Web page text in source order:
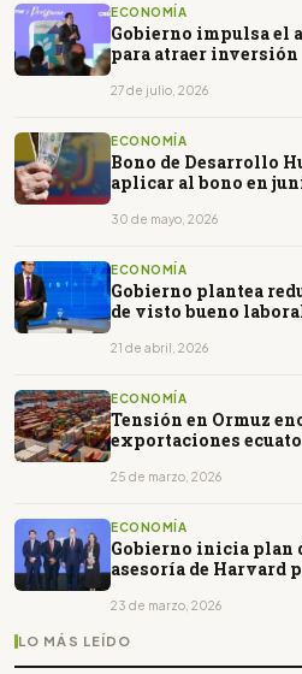
ECONOMÍA
Gobierno impulsa el
para atraer inversión
27 de julio, 2026
ECONOMÍA
Bono de Desarrollo
aplicar al bono en
30 de mayo, 2026
ECONOMÍA
Gobierno plantea
de visto bueno
21 de abril, 2026
ECONOMÍA
Tensión en Ormuz
exportaciones
25 de marzo, 2026
ECONOMÍA
Gobierno inicia plan
asesoría de Harvard
23 de marzo, 2026
LO MÁS LEÍDO